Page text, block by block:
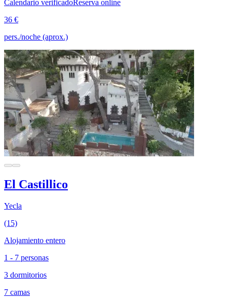
Calendario verificadoReserva online
36 €
pers./noche (aprox.)
El Castillico
Yecla
(15)
Alojamiento entero
1 - 7 personas
3 dormitorios
7 camas